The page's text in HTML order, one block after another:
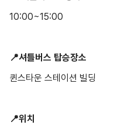
10:00~15:00
📍셔틀버스 탑승장소
퀸스타운 스테이션 빌딩
📍위치